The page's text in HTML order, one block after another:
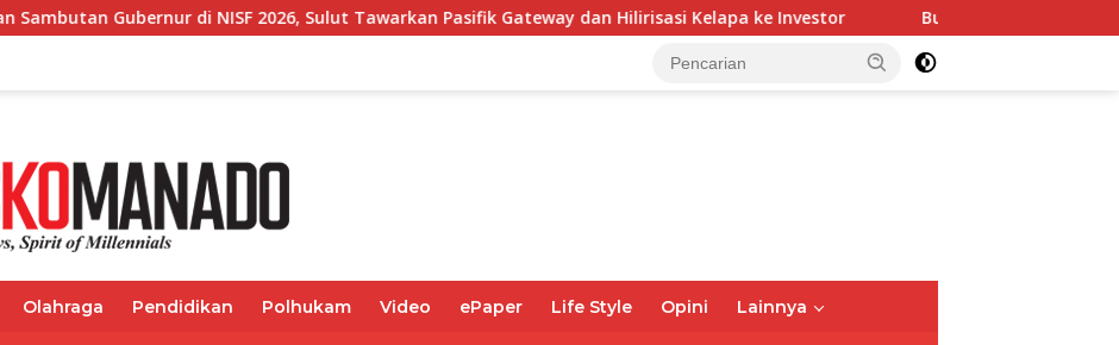
2026, Sulut Tawarkan Pasifik Gateway dan Hilirisasi Kelapa ke Investor Bupati Franky Wongkar Tinjau Posko Siaga
Olahraga Pendidikan Polhukam Video ePaper Life Style Opini Lainnya